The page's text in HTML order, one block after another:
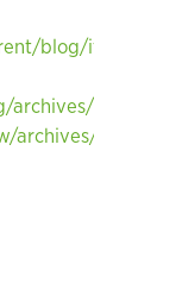
blog/item/
2006/11/
archives/